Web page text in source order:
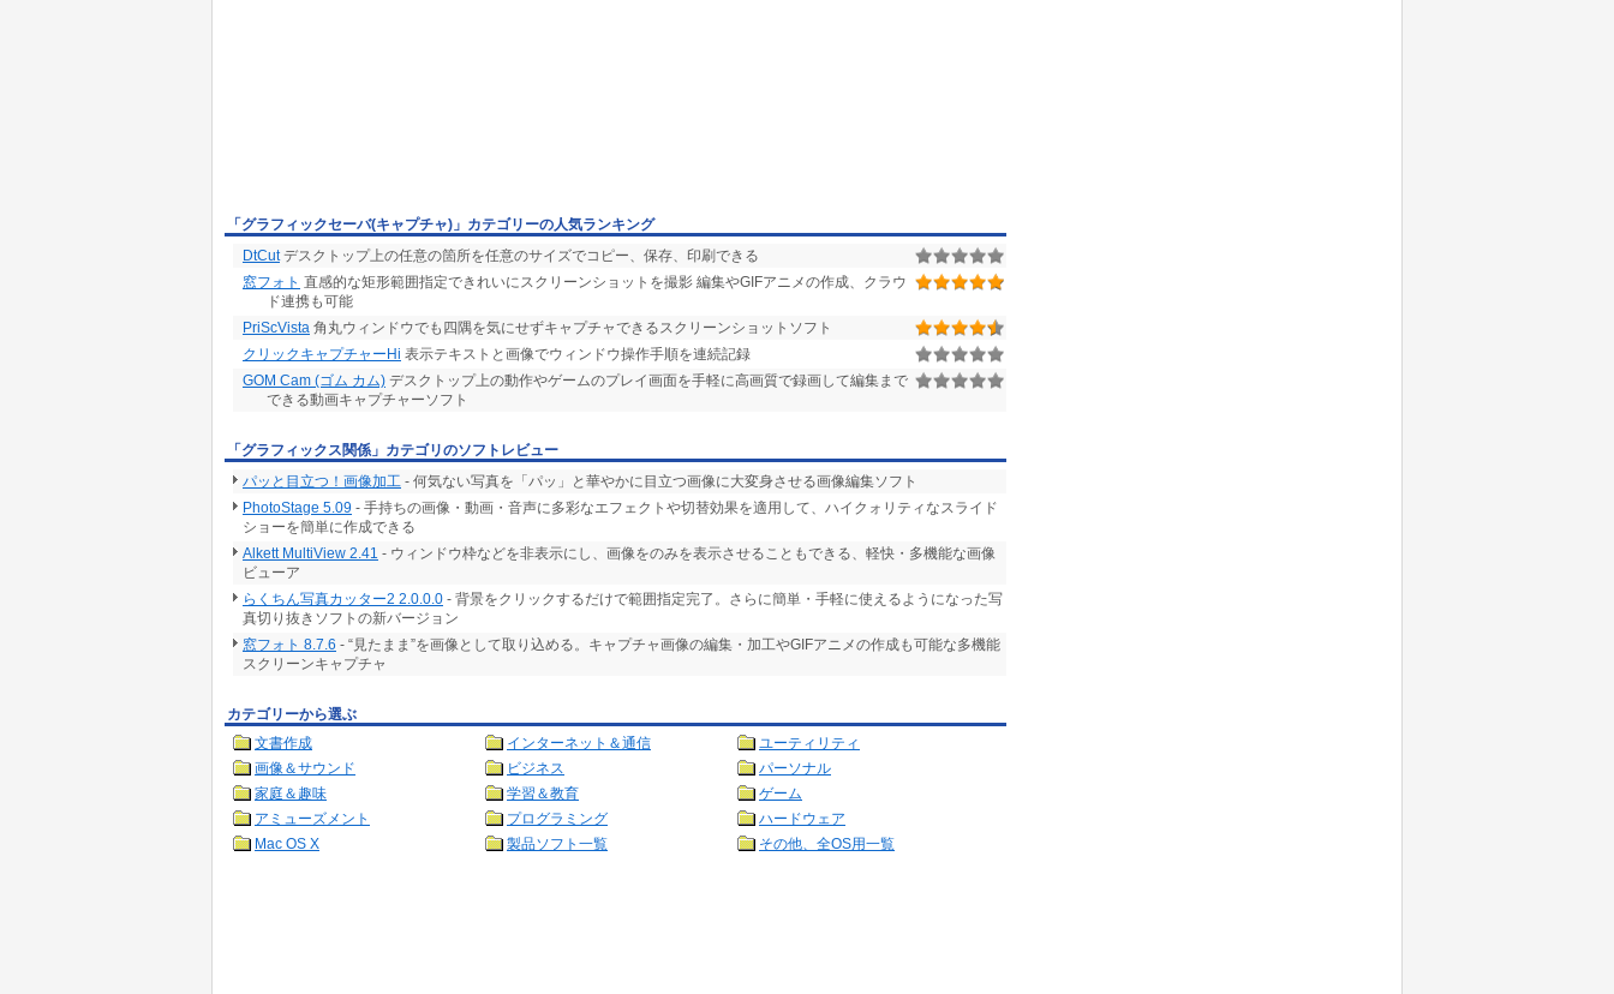
「グラフィックセーバ(キャプチャ)」カテゴリーの人気ランキング
DtCutデスクトップ上の任意の箇所を任意のサイズでコピー、保存、印刷できる
窓フォト 直感的な矩形範囲指定できれいにスクリーンショットを撮影 編集やGIFアニメの作成、クラウ
ド連携も可能
PriScVista 角丸ウィンドウでも四隅を気にせずキャプチャできるスクリーンショットソフト
クリックキャプチャーHi 表示テキストと画像でウィンドウ操作手順を連続記録
GOM Cam (ゴム カム) デスクトップ上の動作やゲームのプレイ画面を手軽に高画質で録画して編集まで
できる動画キャプチャーソフト
「グラフィックス関係」カテゴリのソフトレビュー
パッと目立つ！画像加工 - 何気ない写真を「パッ」と華やかに目立つ画像に大変身させる画像編集ソフト
PhotoStage 5.09 - 手持ちの画像・動画・音声に多彩なエフェクトや切替効果を適用して、ハイクォリティなスライド
ショーを簡単に作成できる
Alkett MultiView 2.41 - ウィンドウ枠などを非表示にし、画像をのみを表示させることもできる、軽快・多機能な画像
ビューア
らくちん写真カッター2 2.0.0.0 - 背景をクリックするだけで範囲指定完了。さらに簡単・手軽に使えるようになった写
真切り抜きソフトの新バージョン
窓フォト 8.7.6 - “見たまま”を画像として取り込める。キャプチャ画像の編集・加工やGIFアニメの作成も可能な多機能
スクリーンキャプチャ
カテゴリーから選ぶ
文書作成
インターネット＆通信
ユーティリティ
画像＆サウンド
ビジネス
パーソナル
家庭＆趣味
学習＆教育
ゲーム
アミューズメント
プログラミング
ハードウェア
Mac OS X
製品ソフト一覧 その他、全OS用一覧